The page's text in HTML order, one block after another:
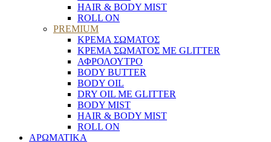
HAIR & BODY MIST
ROLL ON
PREMIUM
ΚΡΕΜΑ ΣΩΜΑΤΟΣ
ΚΡΕΜΑ ΣΩΜΑΤΟΣ ΜΕ GLITTER
ΑΦΡΟΛΟΥΤΡΟ
BODY BUTTER
BODY OIL
DRY OIL ΜΕ GLITTER
BODY MIST
HAIR & BODY MIST
ROLL ON
ΑΡΩΜΑΤΙΚΑ